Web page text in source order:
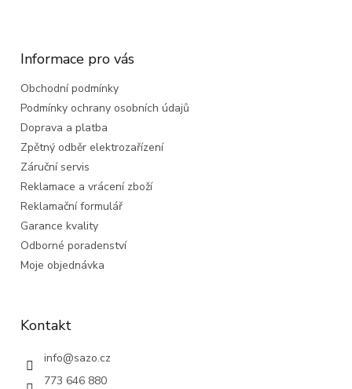
Informace pro vás
Obchodní podmínky
Podmínky ochrany osobních údajů
Doprava a platba
Zpětný odběr elektrozařízení
Záruční servis
Reklamace a vrácení zboží
Reklamační formulář
Garance kvality
Odborné poradenství
Moje objednávka
Kontakt
info@sazo.cz
773 646 880